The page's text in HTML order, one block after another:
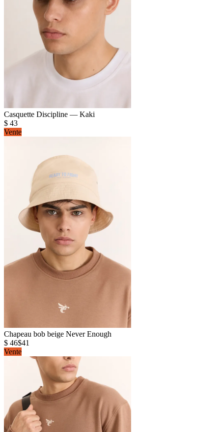
Casquette Discipline — Kaki
$ 43
Vente
Chapeau bob beige Never Enough
$ 46$41
Vente